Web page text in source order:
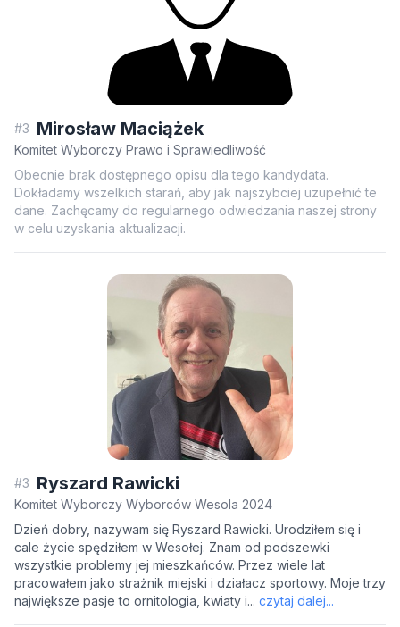
#3 Mirosław Maciążek
Komitet Wyborczy Prawo i Sprawiedliwość
Obecnie brak dostępnego opisu dla tego kandydata.
Dokładamy wszelkich starań, aby jak najszybciej uzupełnić te
dane. Zachęcamy do regularnego odwiedzania naszej strony
w celu uzyskania aktualizacji.
#3 Ryszard Rawicki
Komitet Wyborczy Wyborców Wesola 2024
Dzień dobry, nazywam się Ryszard Rawicki. Urodziłem się i
cale życie spędziłem w Wesołej. Znam od podszewki
wszystkie problemy jej mieszkańców. Przez wiele lat
pracowałem jako strażnik miejski i działacz sportowy. Moje trzy
największe pasje to ornitologia, kwiaty i... czytaj dalej...